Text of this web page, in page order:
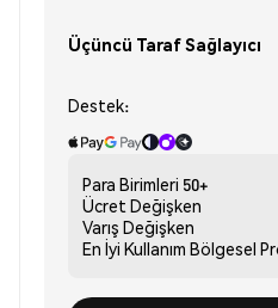
Üçüncü Taraf Sağlayıcı
Destek:
Para Birimleri 50+
Ücret Değişken
Varış Değişken
En İyi Kullanım Bölgesel